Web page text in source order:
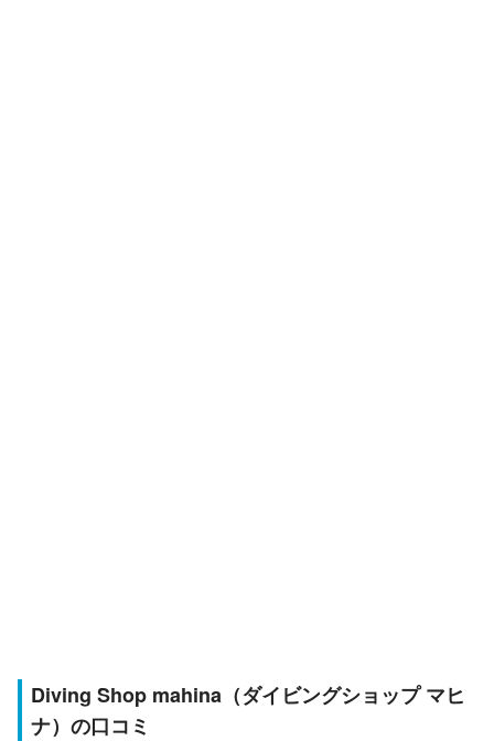
Diving Shop mahina（ダイビングショップ マヒ
ナ）の口コミ